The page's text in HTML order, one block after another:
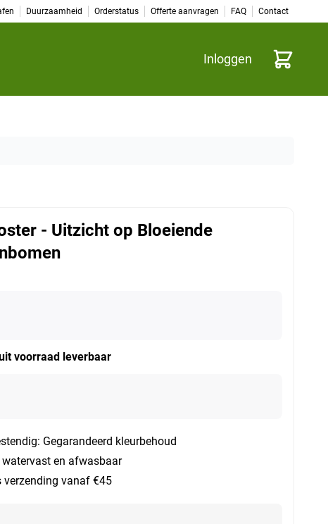
Duurzaamheid Orderstatus Offerte aanvragen FAQ Contact
Inloggen
- Uitzicht op Bloeiende
voorraad leverbaar
Gegarandeerd kleurbehoud
watervast en afwasbaar
verzending vanaf €45